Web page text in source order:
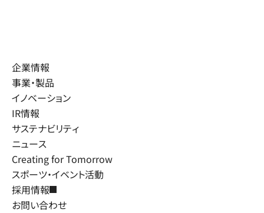
企業情報
事業・製品
イノベーション
IR情報
サステナビリティ
ニュース
Creating for Tomorrow
スポーツ・イベント活動
採用情報
お問い合わせ